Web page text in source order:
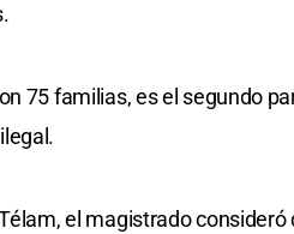
75 familias, es el segundo
el magistrado consideró